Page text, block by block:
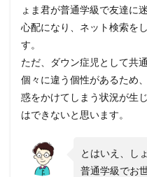
ょま君が普通学級で友達に
心配になり、ネット検索を
す。
ただ、ダウン症児として共
個々に違う個性があるため
惑をかけてしまう状況が生
はできないと思います。
とはいえ、し
普通学級でお